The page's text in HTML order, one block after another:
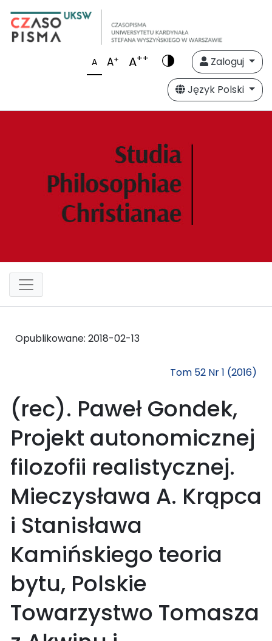
A A+ A++
Zaloguj
Język Polski
Opublikowane: 2018-02-13
Tom 52 Nr 1 (2016)
(rec). Paweł Gondek,
Projekt autonomicznej
filozofii realistycznej.
Mieczysława A. Krąpca
i Stanisława
Kamińskiego teoria
bytu, Polskie
Towarzystwo Tomasza